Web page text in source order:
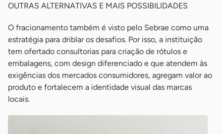
OUTRAS ALTERNATIVAS E MAIS POSSIBILIDADES
O fracionamento também é visto pelo Sebrae como uma
estratégia para driblar os desafios. Por isso, a instituição
tem ofertado consultorias para criação de rótulos e
embalagens, com design diferenciado e que atendem às
exigências dos mercados consumidores, agregam valor ao
produto e fortalecem a identidade visual das marcas
locais.